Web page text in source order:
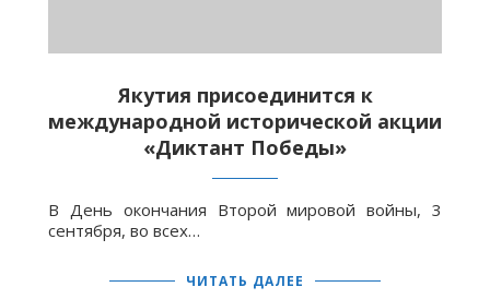
Якутия присоединится к
международной исторической акции
«Диктант Победы»
В День окончания Второй мировой войны, 3
сентября, во всех…
ЧИТАТЬ ДАЛЕЕ